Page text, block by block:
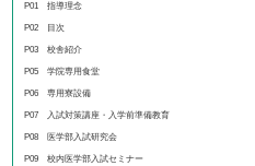
P01 指導理念
P02 目次
P03 校舎紹介
P05 学院専用食堂
P06 専用寮設備
P07 入試対策講座・入学前準備教育
P08 医学部入試研究会
P09 校内医学部入試セミナー